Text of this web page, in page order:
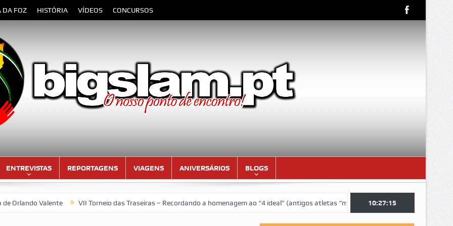
DA FOZ HISTÓRIA VÍDEOS CONCURSOS
ENTREVISTAS REPORTAGENS VIAGENS ANIVERSÁRIOS BLOGS
Valente VII Torneio das Traseiras – Recordando a homenagem ao “4 ideal” (antigos atletas “moçambicanos” do GCF da época 1976/77)
10:27:16